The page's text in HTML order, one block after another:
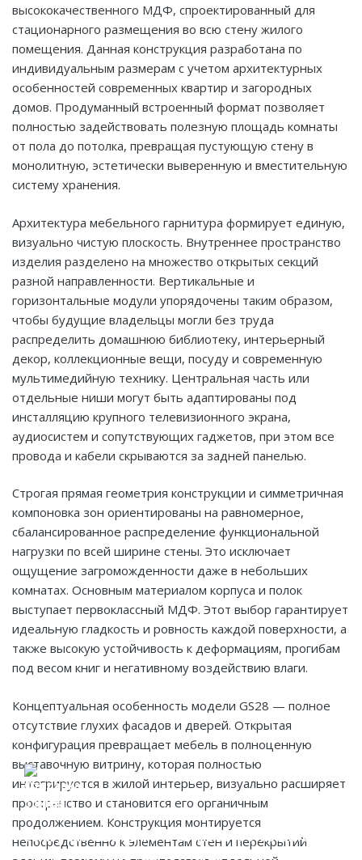
высококачественного МДФ, спроектированный для
стационарного размещения во всю стену жилого
помещения. Данная конструкция разработана по
индивидуальным размерам с учетом архитектурных
особенностей современных квартир и загородных
домов. Продуманный встроенный формат позволяет
полностью задействовать полезную площадь комнаты
от пола до потолка, превращая пустующую стену в
монолитную, эстетически выверенную и вместительную
систему хранения.
Архитектура мебельного гарнитура формирует единую,
визуально чистую плоскость. Внутреннее пространство
изделия разделено на множество открытых секций
разной направленности. Вертикальные и
горизонтальные модули упорядочены таким образом,
чтобы будущие владельцы могли без труда
распределить домашнюю библиотеку, интерьерный
декор, коллекционные вещи, посуду и современную
мультимедийную технику. Центральная часть или
отдельные ниши могут быть адаптированы под
инсталляцию крупного телевизионного экрана,
аудиосистем и сопутствующих гаджетов, при этом все
провода и кабели скрываются за задней панелью.
Строгая прямая геометрия конструкции и симметричная
компоновка зон ориентированы на равномерное,
сбалансированное распределение функциональной
нагрузки по всей ширине стены. Это исключает
ощущение загроможденности даже в небольших
комнатах. Основным материалом корпуса и полок
выступает первоклассный МДФ. Этот выбор гарантирует
идеальную гладкость и ровность каждой поверхности, а
также высокую устойчивость к деформациям, прогибам
под весом книг и негативному воздействию влаги.
Концептуальная особенность модели GS28 — полное
отсутствие глухих фасадов и дверей. Открытая
конфигурация превращает мебель в полноценную
выставочную витрину, которая полностью
интегрируется в жилой интерьер, визуально расширяет
пространство и становится его органичным
продолжением. Конструкция монтируется
непосредственно к элементам стен и перекрытий
Если у вас есть эскиз то вы можете отправить его
При заказе от двух изделий